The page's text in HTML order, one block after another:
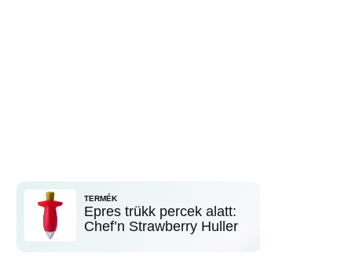
TERMÉK
Epres trükk percek alatt:
Chef’n Strawberry Huller